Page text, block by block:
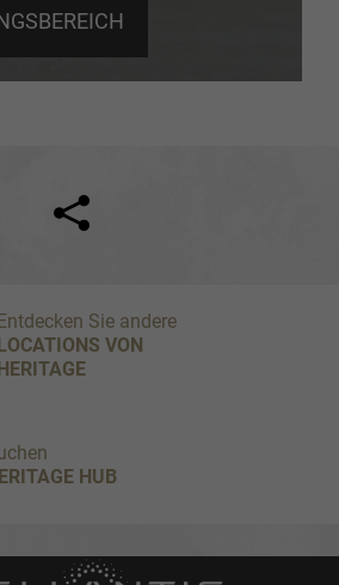
Twitter
HUB
Sie andere
VON